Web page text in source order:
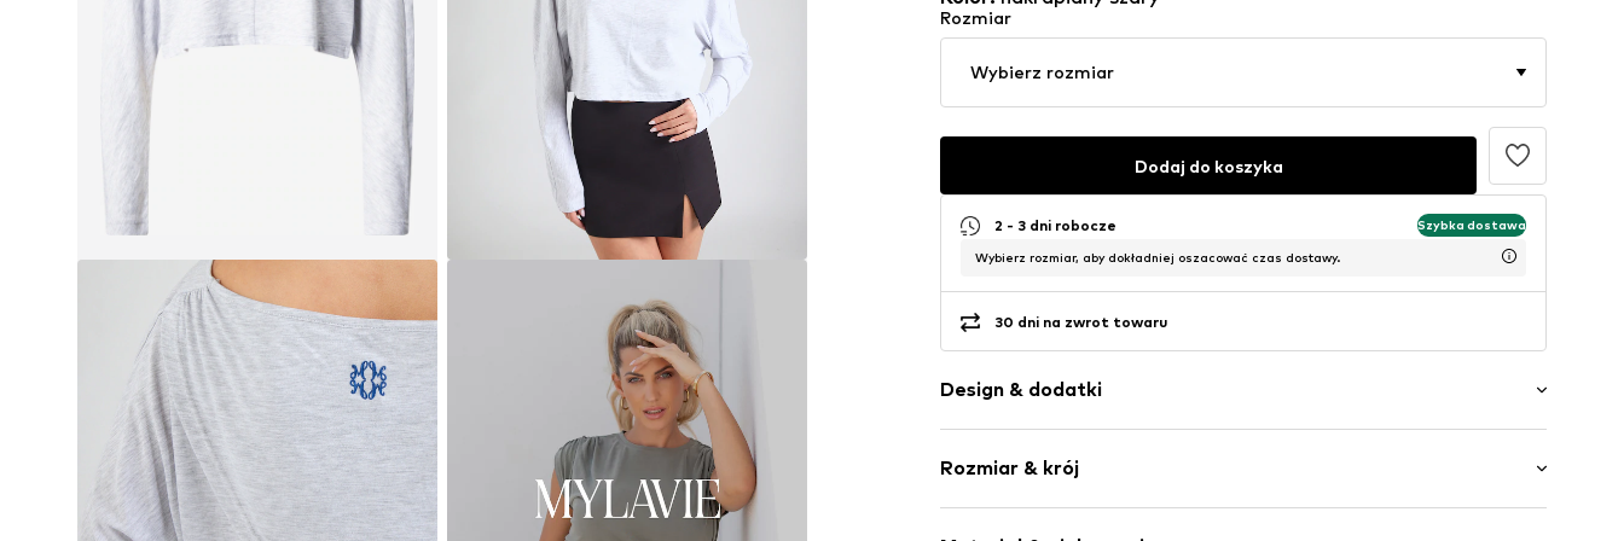
Rozmiar
Wybierz rozmiar
Dodaj do koszyka
2 - 3 dni robocze Szybka dostawa
Wybierz rozmiar, aby dokładniej oszacować czas dostawy.
30 dni na zwrot towaru
Design & dodatki
Dżersej
Dekolt łódkowy
Rozmiar & krój